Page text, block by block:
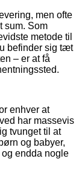
men ofte
sum. Som
metode til
befinder sig tæt
– er at få
enhver at
har massevis
tvunget til at
og babyer,
endda nogle